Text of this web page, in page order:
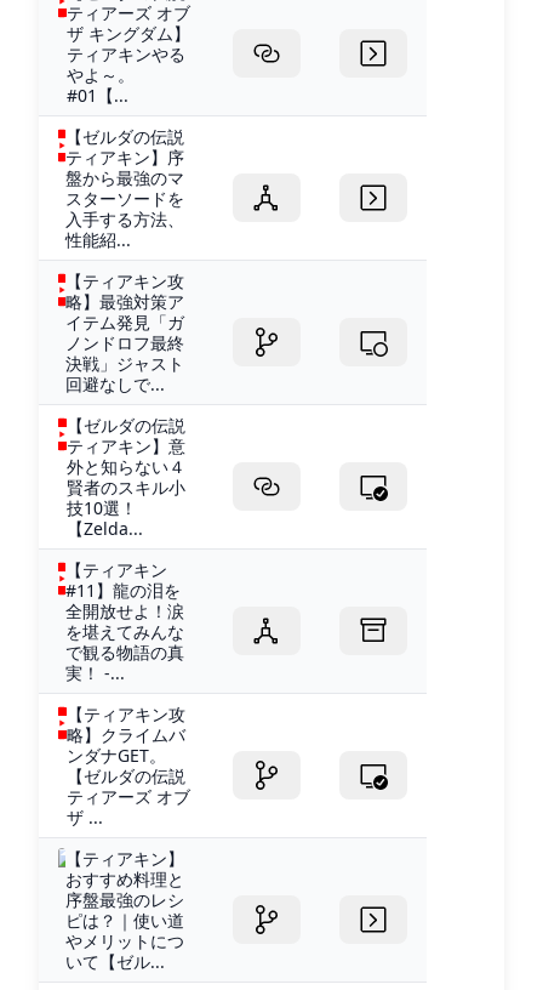
ティアーズ オブ
ザ キングダム】
ティアキンやる
やよ～。
#01【...
【ゼルダの伝説
ティアキン】序
盤から最強のマ
スターソードを
入手する方法、
性能紹...
【ティアキン攻
略】最強対策ア
イテム発見「ガ
ノンドロフ最終
決戦」ジャスト
回避なしで...
【ゼルダの伝説
ティアキン】意
外と知らない４
賢者のスキル小
技10選！
【Zelda...
【ティアキン
#11】龍の泪を
全開放せよ！涙
を堪えてみんな
で観る物語の真
実！ -...
【ティアキン攻
略】クライムバ
ンダナGET。
【ゼルダの伝説
ティアーズ オブ
ザ ...
【ティアキン】
おすすめ料理と
序盤最強のレシ
ピは？｜使い道
やメリットにつ
いて【ゼル...